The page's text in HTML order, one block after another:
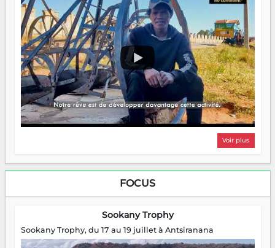
Voir plus
FOCUS
Sookany Trophy
Sookany Trophy, du 17 au 19 juillet à Antsiranana